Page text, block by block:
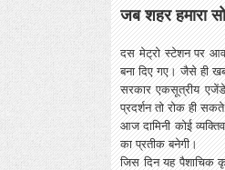
जब शहर हमारा
दस मेट्रो स्टेशन पर
बना दिए गए। जैसे ही
सरकार एकसूत्रीय
प्रदर्शन तो रोक ही
आज दामिनी कोई
का प्रतीक बनेगी।
जिस दिन यह पैशाचिक